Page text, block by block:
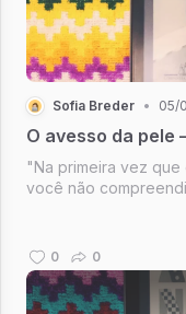
Sofia Breder • 05/
O avesso da
"Na primeira vez que
você não
0 0